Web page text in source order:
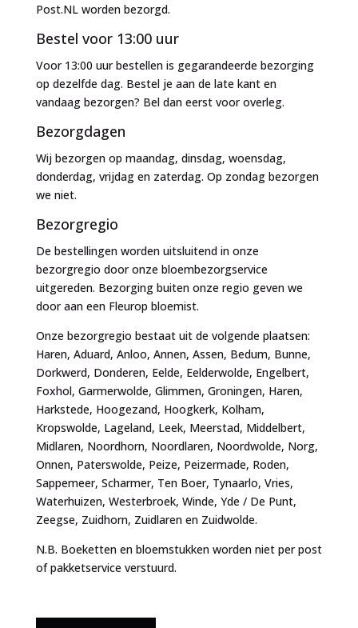
Post.NL worden bezorgd.
Bestel voor 13:00 uur
Voor 13:00 uur bestellen is gegarandeerde bezorging
op dezelfde dag. Bestel je aan de late kant en
vandaag bezorgen? Bel dan eerst voor overleg.
Bezorgdagen
Wij bezorgen op maandag, dinsdag, woensdag,
donderdag, vrijdag en zaterdag. Op zondag bezorgen
we niet.
Bezorgregio
De bestellingen worden uitsluitend in onze
bezorgregio door onze bloembezorgservice
uitgereden. Bezorging buiten onze regio geven we
door aan een Fleurop bloemist.
Onze bezorgregio bestaat uit de volgende plaatsen:
Haren, Aduard, Anloo, Annen, Assen, Bedum, Bunne,
Dorkwerd, Donderen, Eelde, Eelderwolde, Engelbert,
Foxhol, Garmerwolde, Glimmen, Groningen, Haren,
Harkstede, Hoogezand, Hoogkerk, Kolham,
Kropswolde, Lageland, Leek, Meerstad, Middelbert,
Midlaren, Noordhorn, Noordlaren, Noordwolde, Norg,
Onnen, Paterswolde, Peize, Peizermade, Roden,
Sappemeer, Scharmer, Ten Boer, Tynaarlo, Vries,
Waterhuizen, Westerbroek, Winde, Yde / De Punt,
Zeegse, Zuidhorn, Zuidlaren en Zuidwolde.
N.B. Boeketten en bloemstukken worden niet per post
of pakketservice verstuurd.